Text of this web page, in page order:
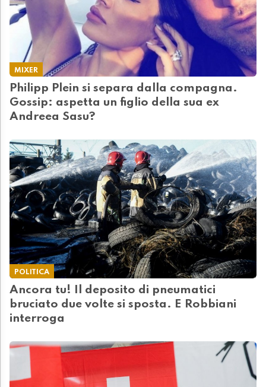
MIXER
Philipp Plein si separa dalla compagna.
Gossip: aspetta un figlio della sua ex
Andreea Sasu?
POLITICA
Ancora tu! Il deposito di pneumatici
bruciato due volte si sposta. E Robbiani
interroga